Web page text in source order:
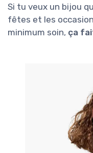
Si tu veux un bijou
fêtes et les
minimum soin, ça